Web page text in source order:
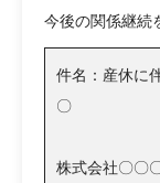
今後の関係継続
件名：産休に
〇
株式会社〇〇